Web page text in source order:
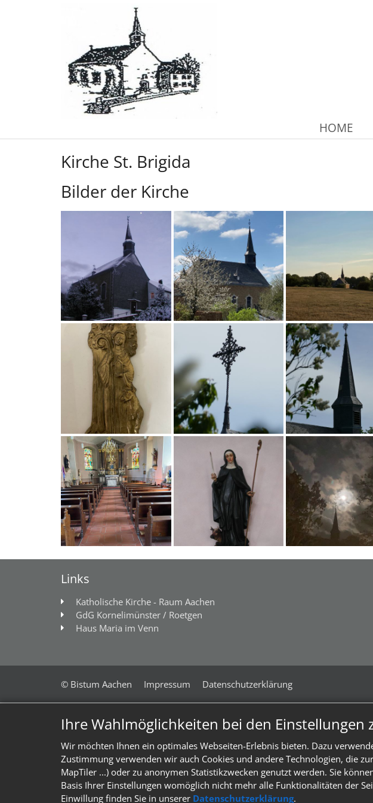
Ihre Wahlmöglichkeiten bei den Einstellungen
Wir möchten Ihnen ein optimales Webseiten-Erlebnis bieten. Dazu
Zustimmung verwenden wir auch Cookies und andere Technologien, die
MapTiler ...) oder zu anonymen Statistikzwecken genutzt werden. Sie
Basis Ihrer Einstellungen womöglich nicht mehr alle Funktionalitäten der
Einwillung finden Sie in unserer Datenschutzerklärung.
HOME
Kirche St. Brigida
Bilder der Kirche
Links
Katholische Kirche - Raum Aachen
GdG Kornelimünster / Roetgen
Haus Maria im Venn
© Bistum Aachen Impressum Datenschutzerklärung